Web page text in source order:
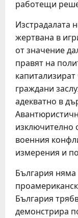
работещи
Изстрадалата
жертвана в
от значение
правят на
граждани
адекватно в
изключително
военния
измерения и
България
България
демонстрира